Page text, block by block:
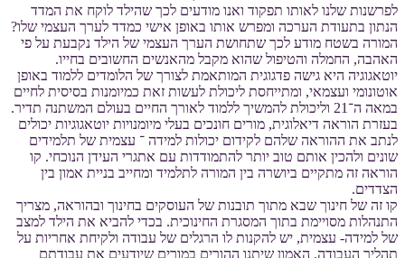
לפרשנות שלנו לאותו תפקוד ואנו מודעים לכך שהילד לוקח את המדד
הנתון בתעודת הערכה ומפרש אותו באופן אישי כמדד לערך העצמי שלו?
המורה בשטח מודע לכך שתחושת הערך העצמי של הילד נקבעת על פי
האהבה, החמלה והטיפול שהוא מקבל מהאנשים החשובים בחייו.
יוטאגוגיה היא גישה פדגוגית המותאמת לצורך של הלומדים ללמוד באופן
אוטונומי ועצמאי, ומתייחסת ליכולת לעשות זאת כמיומנות בסיסית לחיים
במאה ה־21 וליכולת להמשיך ללמוד לאורך החיים בעולם המשתנה תדיר.
בעזרת הוראה דיאלוגית, מורים חונכים בעלי מיומנויות יוטאגוגיות יכולים
לנתב את ההוראה שלהם לקידום יכולות למידה ־ עצמית של תלמידים
שונים ולהכין אותם טוב יותר להתמודדות עם אתגרי העידן הנוכחי. קו
הוראה זה מתקיים ביושרה בין המורה לתלמיד ומחייב בניית אמון בין
הצדדים.
קו זה של חינוך שבא מתוך תובנות של העוסקים בחינוך ובהוראה, מצריך
התנהלות מסויימת בתוך המסגרת החינוכית. בכדי להביא את הילד למצב
של למידה- עצמית, יש להקנות לו הרגלים של עבודה ולקיחת אחריות על
תהליך העבודה. האמון שיתנו ההורים במורים שיודעים את עבודתם